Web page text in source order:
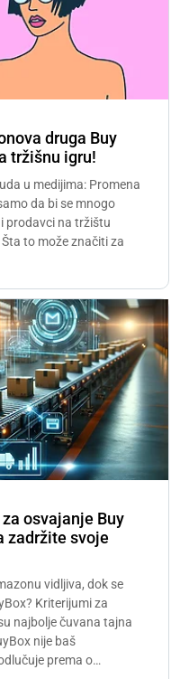
druga Buy
tržišnu igru!
u medijima: Promena
da bi se mnogo
prodavci na tržištu
to može značiti za
osvajanje Buy
zadržite svoje
vidljiva, dok se
Kriterijumi za
najbolje čuvana tajna
nije baš
prema o…